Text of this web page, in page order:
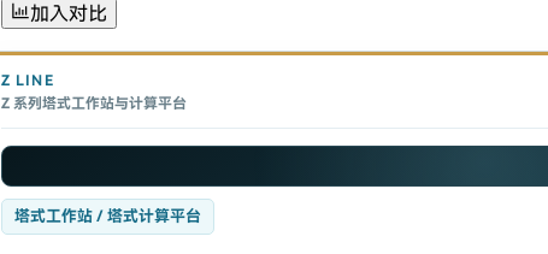
加入对比
Z LINE
Z 系列塔式工作站与计算平台
塔式工作站 / 塔式计算平台